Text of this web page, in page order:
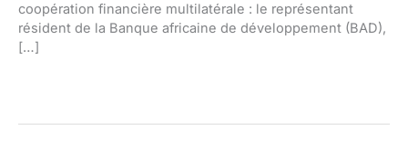
coopération financière multilatérale : le représentant
résident de la Banque africaine de développement (BAD),
[…]